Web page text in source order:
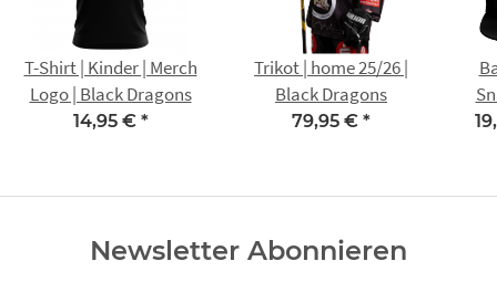
T-Shirt | Kinder | Merch
Logo | Black Dragons
14,95 € *
Trikot | home 25/26 |
Black Dragons
79,95 € *
Newsletter Abonnieren